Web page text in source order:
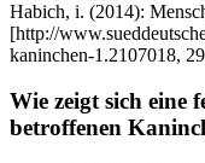
Habich, i. (2014):
[http://
kaninchen-1.2107018,
Wie zeigt sich eine
betroffenen